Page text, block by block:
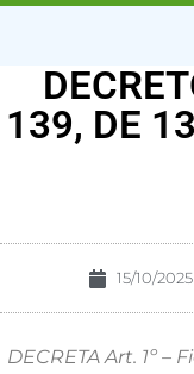
139, DE
15/10/2025
DECRETA Art. 1º